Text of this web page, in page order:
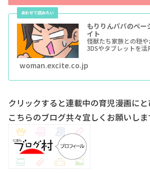
もりりんパパのペー
イト
怪獣たち家族との穏
3DSやタブレットを活
woman.excite.co.jp
クリックすると連載中の育児漫画にと
こちらのブログ共々宜しくお願いし